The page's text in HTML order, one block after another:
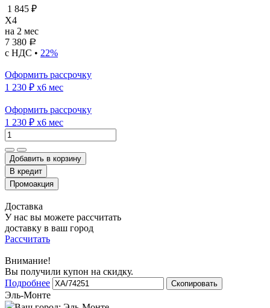
1 845 ₽
X4
на 2 мес
7 380 Р
с НДС • 22%
Оформить рассрочку
1 230 ₽ x6 мес
Оформить рассрочку
1 230 ₽ x6 мес
Добавить в корзину
Доставка
У нас вы можете рассчитать
доставку в ваш город
Рассчитать
Внимание!
Вы получили купон на скидку.
Подробнее
Скопировать
Эль-Монте